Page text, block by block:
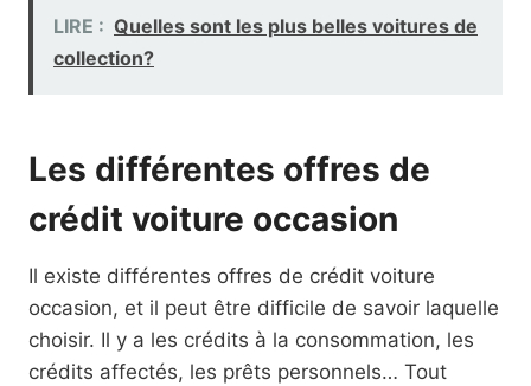
LIRE : Quelles sont les plus belles voitures de
collection?
Les différentes offres de
crédit voiture occasion
Il existe différentes offres de crédit voiture
occasion, et il peut être difficile de savoir laquelle
choisir. Il y a les crédits à la consommation, les
crédits affectés, les prêts personnels… Tout